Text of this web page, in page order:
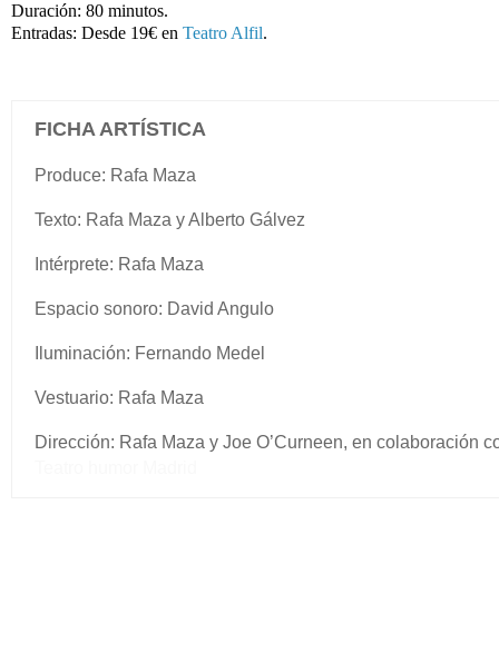
Duración: 80 minutos.
Entradas: Desde 19€ en Teatro Alfil.
FICHA ARTÍSTICA
Produce: Rafa Maza
Texto: Rafa Maza y Alberto Gálvez
Intérprete: Rafa Maza
Espacio sonoro: David Angulo
Iluminación: Fernando Medel
Vestuario: Rafa Maza
Dirección: Rafa Maza y Joe O’Curneen, en colaboración